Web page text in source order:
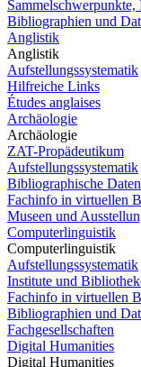
Bibliographien und
Anglistik
Anglistik
Aufstellungssystematik
Hilfreiche Links
Études anglaises
Archäologie
Archäologie
ZAT-Propädeutikum
Aufstellungssystematik
Bibliographische
Fachinfo in virtuellen
Museen und
Computerlinguistik
Computerlinguistik
Aufstellungssystematik
Institute und
Fachinfo in virtuellen
Bibliographien und
Fachgesellschaften
Digital Humanities
Digital Humanities